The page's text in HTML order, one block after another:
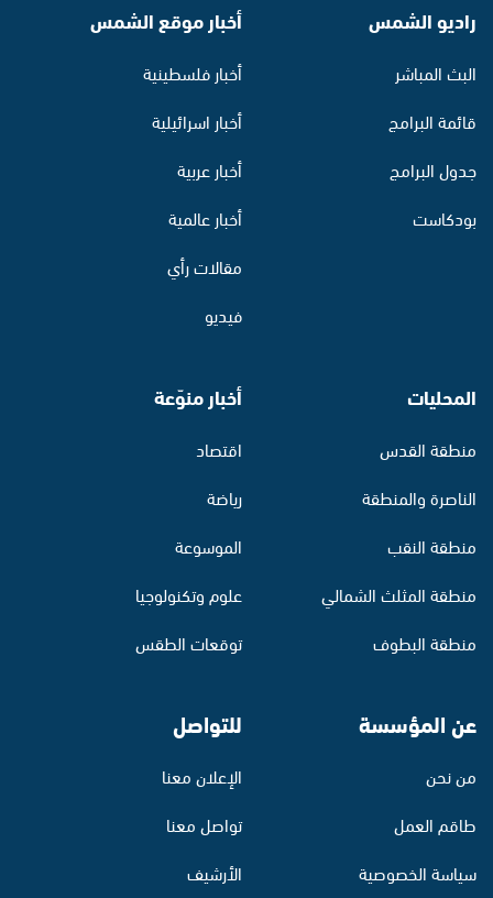
راديو الشمس
البث المباشر
قائمة البرامج
جدول البرامج
بودكاست
أخبار موقع الشمس
أخبار فلسطينية
أخبار اسرائيلية
أخبار عربية
أخبار عالمية
مقالات رأي
فيديو
المحليات
منطقة القدس
الناصرة والمنطقة
منطقة النقب
منطقة المثلث الشمالي
منطقة البطوف
أخبار منوّعة
اقتصاد
رياضة
الموسوعة
علوم وتكنولوجيا
توقعات الطقس
عن المؤسسة
من نحن
طاقم العمل
سياسة الخصوصية
للتواصل
الإعلان معنا
تواصل معنا
الأرشيف